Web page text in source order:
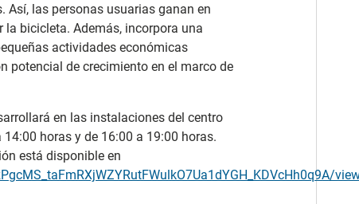
Así, las personas usuarias ganan en
bicicleta. Además, incorpora una
actividades económicas
potencial de crecimiento en el marco de
en las instalaciones del centro
horas y de 16:00 a 19:00 horas.
está disponible en